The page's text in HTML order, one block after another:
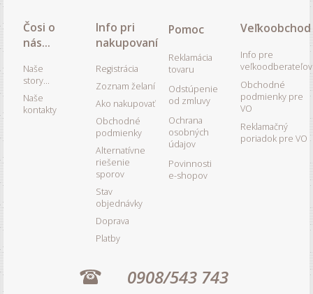
Čosi o
nás...
Naše
story...
Naše
kontakty
Info pri
nakupovaní
Registrácia
Zoznam želaní
Ako nakupovať
Obchodné
podmienky
Alternatívne
riešenie
sporov
Stav
objednávky
Doprava
Platby
Pomoc
Reklamácia
tovaru
Odstúpenie
od zmluvy
Ochrana
osobných
údajov
Povinnosti
e-shopov
Veľkoobchod
Info pre
veľkoodberateľov
Obchodné
podmienky pre
VO
Reklamačný
poriadok pre VO
0908/543 743